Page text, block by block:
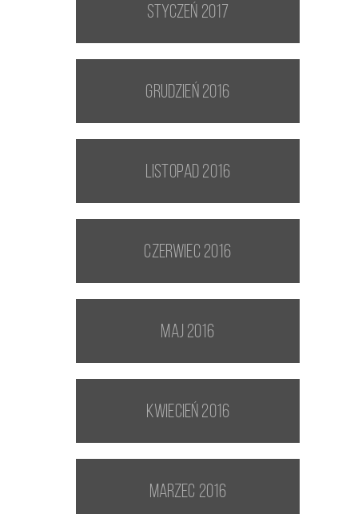
styczeń 2017
grudzień 2016
listopad 2016
czerwiec 2016
maj 2016
kwiecień 2016
marzec 2016